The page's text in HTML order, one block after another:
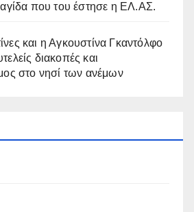
που του έστησε η ΕΛ.ΑΣ.
και η Αγκουστίνα Γκαντόλφο
διακοπές και
στο νησί των ανέμων